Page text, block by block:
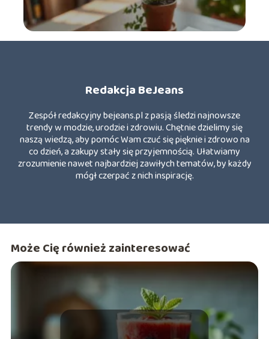
Redakcja BeJeans
Zespół redakcyjny bejeans.pl z pasją śledzi najnowsze
trendy w modzie, urodzie i zdrowiu. Chętnie dzielimy się
naszą wiedzą, aby pomóc Wam czuć się pięknie i zdrowo na
co dzień, a zakupy stały się przyjemnością. Ułatwiamy
zrozumienie nawet najbardziej zawiłych tematów, by każdy
mógł czerpać z nich inspirację.
Może Cię również zainteresować